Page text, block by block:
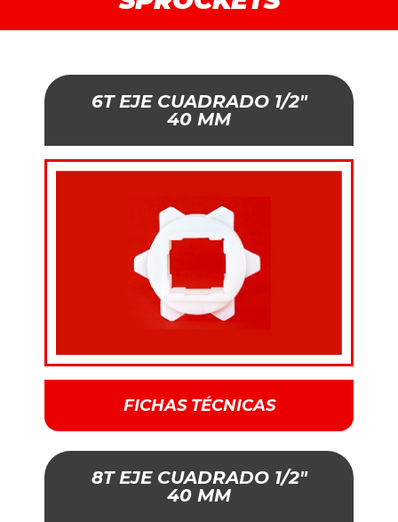
6T EJE CUADRADO 1/2"
40 MM
FICHAS TÉCNICAS
8T EJE CUADRADO 1/2"
40 MM